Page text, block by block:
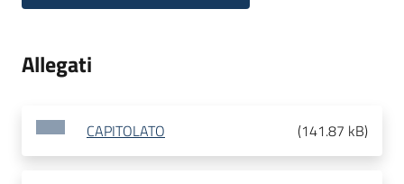
Allegati
CAPITOLATO (141.87 kB)